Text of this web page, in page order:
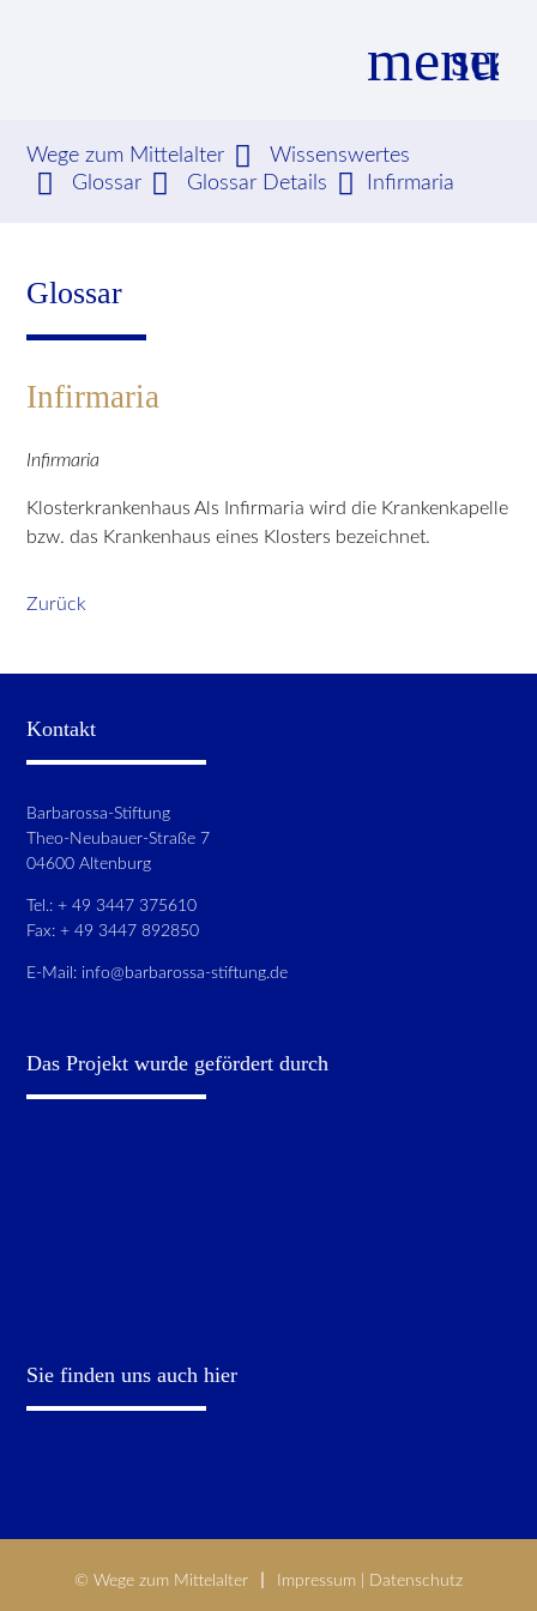
menu
Suchbegriffe SUCHEN
Wege zum Mittelalter
Wissenswertes
Glossar
Glossar Details Infirmaria
Glossar
Infirmaria
Infirmaria
Klosterkrankenhaus Als Infirmaria wird die Krankenkapelle
bzw. das Krankenhaus eines Klosters bezeichnet.
Zurück
Kontakt
Barbarossa-Stiftung
Theo-Neubauer-Straße 7
04600 Altenburg
Tel.: + 49 3447 375610
Fax: + 49 3447 892850
E-Mail: info@barbarossa-stiftung.de
Das Projekt wurde gefördert durch
Sie finden uns auch hier
© Wege zum Mittelalter Impressum Datenschutz